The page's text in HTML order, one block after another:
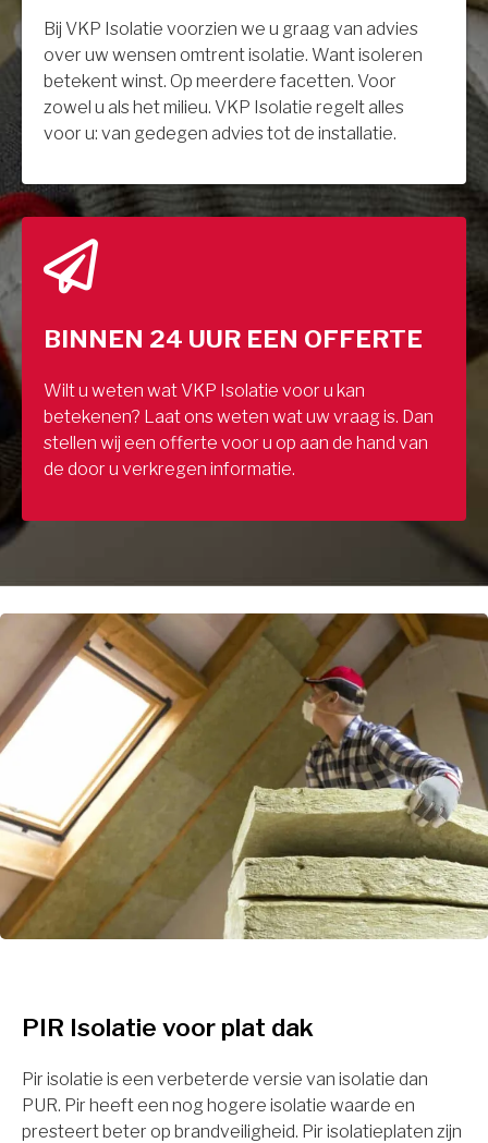
Bij VKP Isolatie voorzien we u graag van advies
over uw wensen omtrent isolatie. Want isoleren
betekent winst. Op meerdere facetten. Voor
zowel u als het milieu. VKP Isolatie regelt alles
voor u: van gedegen advies tot de installatie.
BINNEN 24 UUR EEN OFFERTE
Wilt u weten wat VKP Isolatie voor u kan
betekenen? Laat ons weten wat uw vraag is. Dan
stellen wij een offerte voor u op aan de hand van
de door u verkregen informatie.
PIR Isolatie voor plat dak
Pir isolatie is een verbeterde versie van isolatie dan
PUR. Pir heeft een nog hogere isolatie waarde en
presteert beter op brandveiligheid. Pir isolatieplaten zijn